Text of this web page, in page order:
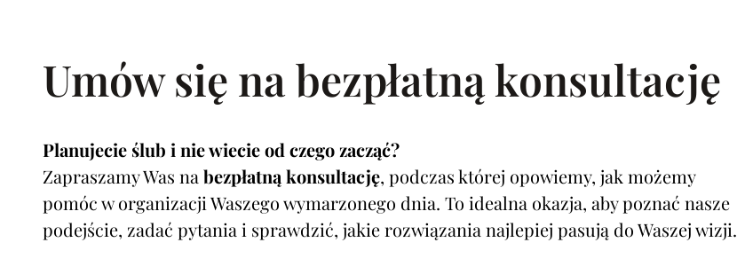
Umów się na bezpłatną konsultację
Planujecie ślub i nie wiecie od czego zacząć?
Zapraszamy Was nabezpłatną konsultację, podczas której opowiemy, jak możemy
pomóc w organizacji Waszego wymarzonego dnia. To idealna okazja, aby poznać nasze
podejście, zadać pytania i sprawdzić, jakie rozwiązania najlepiej pasują do Waszej wizji.